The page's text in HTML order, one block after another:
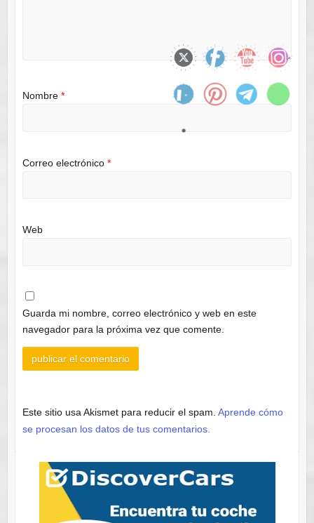
Nombre *
Correo electrónico *
Web
Guarda mi nombre, correo electrónico y web en este
navegador para la próxima vez que comente.
Este sitio usa Akismet para reducir el spam. Aprende cómo
se procesan los datos de tus comentarios.